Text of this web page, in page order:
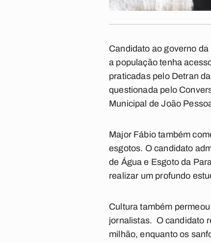
Candidato ao governo
a população tenha
praticadas pelo Detran
questionada pelo
Municipal de João
Major Fábio também
esgotos. O candidato
de Água e Esgoto da
realizar um profundo
Cultura também
jornalistas. O candidato
milhão, enquanto os